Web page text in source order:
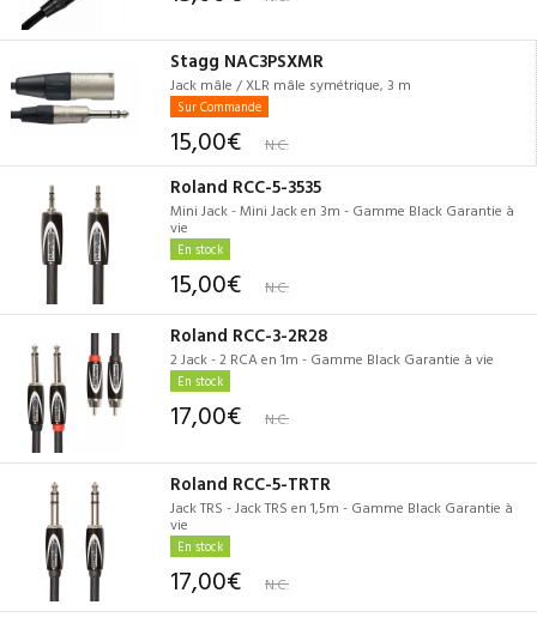
Stagg NAC3PSXMR
Jack mâle / XLR mâle symétrique, 3 m
Sur Commande
15,00€ N.C.
Roland RCC-5-3535
Mini Jack - Mini Jack en 3m - Gamme Black Garantie à
vie
En stock
15,00€ N.C.
Roland RCC-3-2R28
2 Jack - 2 RCA en 1m - Gamme Black Garantie à vie
En stock
17,00€ N.C.
Roland RCC-5-TRTR
Jack TRS - Jack TRS en 1,5m - Gamme Black Garantie à
vie
En stock
17,00€ N.C.